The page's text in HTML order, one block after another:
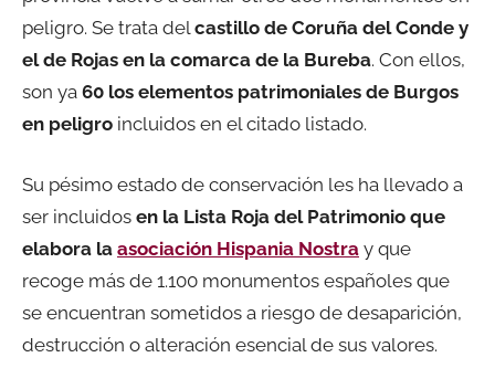
peligro. Se trata delcastillo de Coruña del Conde y
el de Rojas en la comarca de la Bureba. Con ellos,
son ya 60 los elementos patrimoniales de Burgos
en peligro incluidos en el citado listado.
Su pésimo estado de conservación les ha llevado a
ser incluidos en la Lista Roja del Patrimonio que
elabora la asociación Hispania Nostra y que
recoge más de 1.100 monumentos españoles que
se encuentran sometidos a riesgo de desaparición,
destrucción o alteración esencial de sus valores.